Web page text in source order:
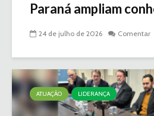
Paraná ampliam
24 de julho de 2026 Comentar
ATUAÇÃO LIDERANÇA